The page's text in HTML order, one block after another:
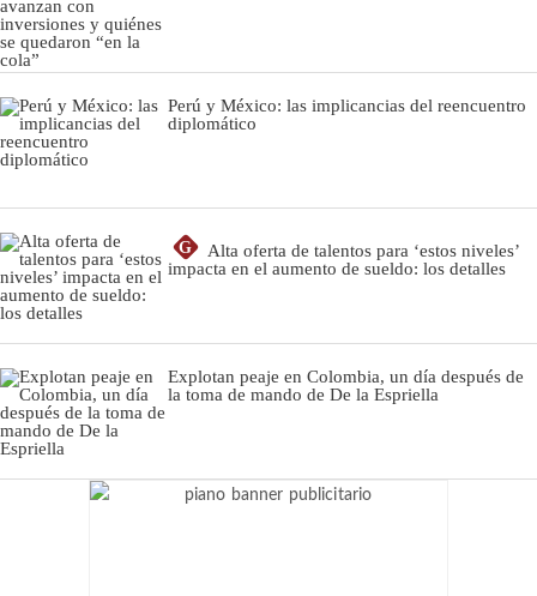
Perú y México: las implicancias del reencuentro
diplomático
G
Alta oferta de talentos para ‘estos niveles’
impacta en el aumento de sueldo: los detalles
Explotan peaje en Colombia, un día después de
la toma de mando de De la Espriella